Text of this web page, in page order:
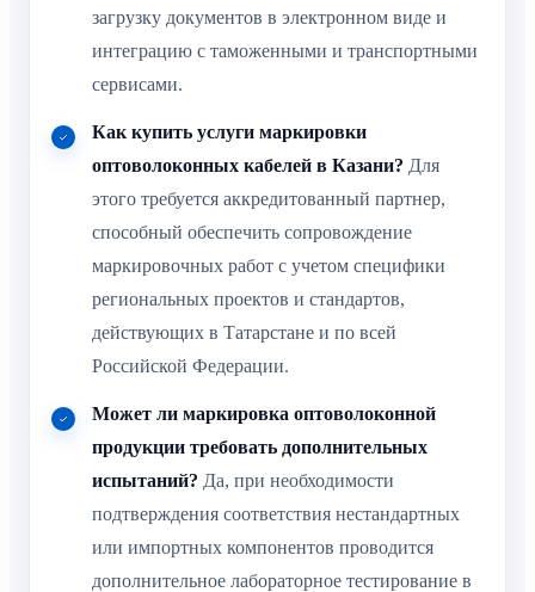
загрузку документов в электронном виде и
интеграцию с таможенными и транспортными
сервисами.
Как купить услуги маркировки
оптоволоконных кабелей в Казани? Для
этого требуется аккредитованный партнер,
способный обеспечить сопровождение
маркировочных работ с учетом специфики
региональных проектов и стандартов,
действующих в Татарстане и по всей
Российской Федерации.
Может ли маркировка оптоволоконной
продукции требовать дополнительных
испытаний? Да, при необходимости
подтверждения соответствия нестандартных
или импортных компонентов проводится
дополнительное лабораторное тестирование в